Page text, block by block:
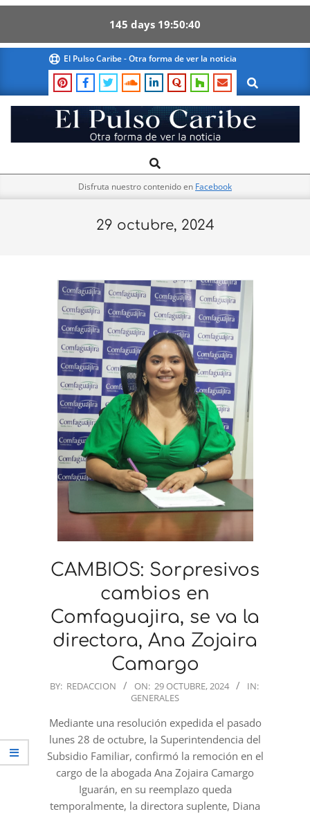
145 days 19 50 39
content
El Pulso Caribe - Otra forma de ver la noticia
Search
El
Pulso
Navigation
Search
Disfruta nuestro contenido en Facebook
29 octubre, 2024
CAMBIOS: Sorpresivos
cambios en
Comfaguajira, se va la
directora, Ana Zojaira
Camargo
2024-
29
BY: REDACCION ON: 29 OCTUBRE, 2024
IN:
GENERALES
Mediante una resolución expedida el pasado
lunes 28 de octubre, la Superintendencia del
Subsidio Familiar, confirmó la remoción en el
cargo de la abogada Ana Zojaira Camargo
Iguarán, en su reemplazo queda
temporalmente, la directora suplente, Diana